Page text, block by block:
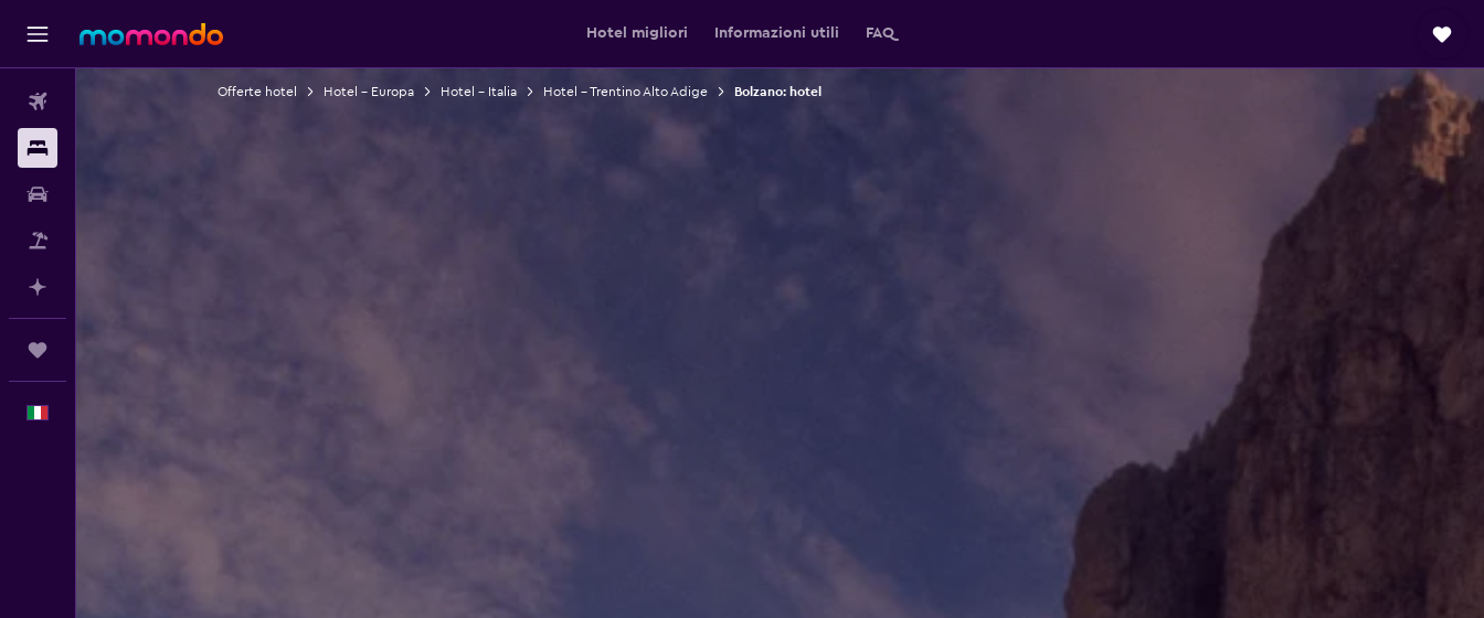
Hotel migliori Informazioni utili FAQ
Offerte hotel Hotel - Europa Hotel - Italia Hotel - Trentino Alto Adige Bolzano: hotel